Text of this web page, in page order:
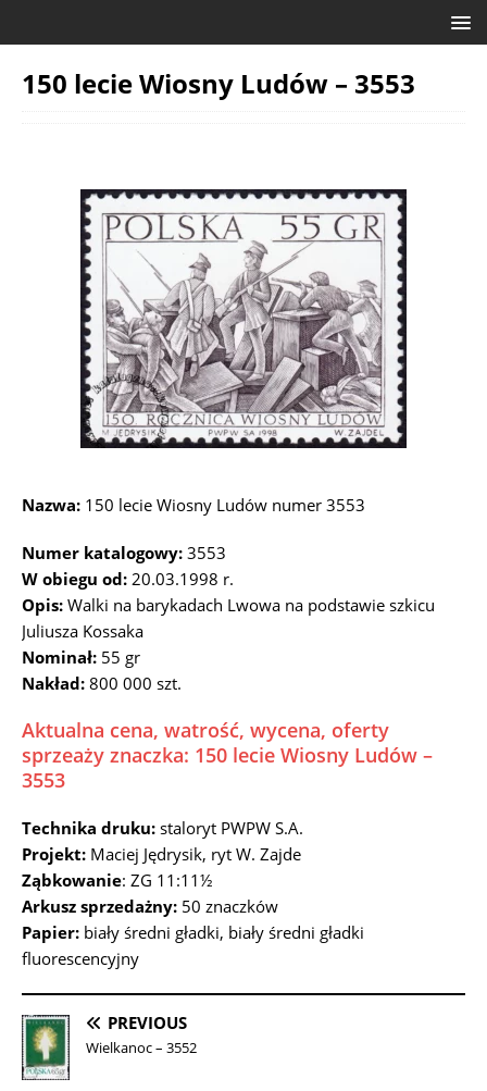
150 lecie Wiosny Ludów – 3553
Nazwa: 150 lecie Wiosny Ludów numer 3553
Numer katalogowy: 3553
W obiegu od: 20.03.1998 r.
Opis: Walki na barykadach Lwowa na podstawie szkicu
Juliusza Kossaka
Nominał: 55 gr
Nakład: 800 000 szt.
Aktualna cena, watrość, wycena, oferty
sprzeaży znaczka: 150 lecie Wiosny Ludów –
3553
Technika druku: staloryt PWPW S.A.
Projekt: Maciej Jędrysik, ryt W. Zajde
Ząbkowanie: ZG 11:11½
Arkusz sprzedażny: 50 znaczków
Papier: biały średni gładki, biały średni gładki
fluorescencyjny
PREVIOUS
Wielkanoc – 3552